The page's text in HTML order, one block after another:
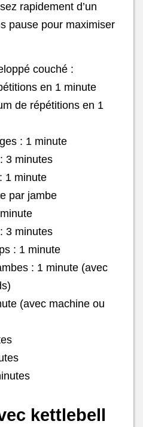
rapidement d’un
pause pour maximiser
couché :
en 1 minute
de répétitions en 1
: 1 minute
3 minutes
1 minute
par jambe
3 minutes
: 1 minute
: 1 minute (avec
(avec machine ou
kettlebell